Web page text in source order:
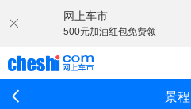
网上车市
500元加油红包免费领
景程